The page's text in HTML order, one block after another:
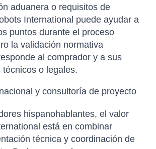
aduanera o requisitos de
International puede ayudar a
puntos durante el proceso
la validación normativa
al comprador y a sus
técnicos o legales.
y consultoría de proyecto
hispanohablantes, el valor
está en combinar
técnica y coordinación de